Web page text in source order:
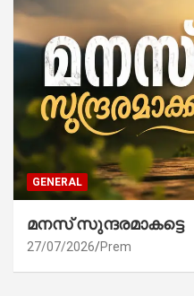
GENERAL
മനസ് സുന്ദരമാകട്ടെ
27/07/2026 Prem